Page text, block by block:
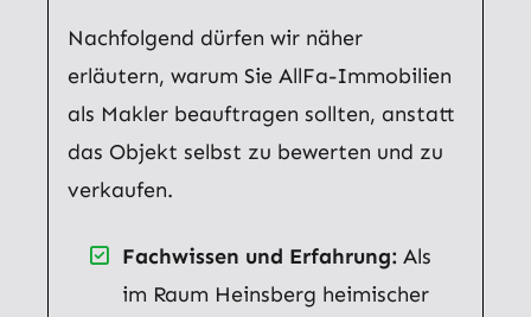
Nachfolgend dürfen wir näher
erläutern, warum Sie AllFa-Immobilien
als Makler beauftragen sollten, anstatt
das Objekt selbst zu bewerten und zu
verkaufen.
Fachwissen und Erfahrung: Als
im Raum Heinsberg heimischer